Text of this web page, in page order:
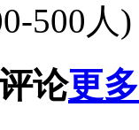
500人)
论更